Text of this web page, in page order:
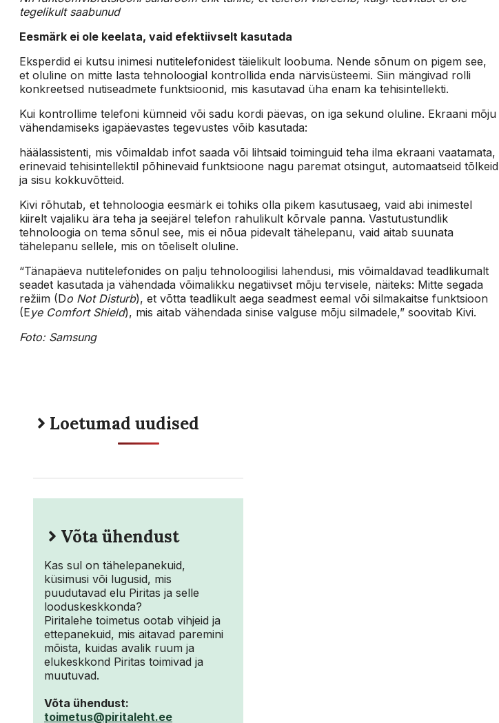
tegelikult saabunud
Eesmärk ei ole keelata, vaid efektiivselt kasutada
Eksperdid ei kutsu inimesi nutitelefonidest täielikult loobuma. Nende sõnum on pigem see,
et oluline on mitte lasta tehnoloogial kontrollida enda närvisüsteemi. Siin mängivad rolli
konkreetsed nutiseadmete funktsioonid, mis kasutavad üha enam ka tehisintellekti.
Kui kontrollime telefoni kümneid või sadu kordi päevas, on iga sekund oluline. Ekraani mõju
vähendamiseks igapäevastes tegevustes võib kasutada:
häälassistenti, mis võimaldab infot saada või lihtsaid toiminguid teha ilma ekraani vaatamata,
erinevaid tehisintellektil põhinevaid funktsioone nagu paremat otsingut, automaatseid tõlkeid
ja sisu kokkuvõtteid.
Kivi rõhutab, et tehnoloogia eesmärk ei tohiks olla pikem kasutusaeg, vaid abi inimestel
kiirelt vajaliku ära teha ja seejärel telefon rahulikult kõrvale panna. Vastutustundlik
tehnoloogia on tema sõnul see, mis ei nõua pidevalt tähelepanu, vaid aitab suunata
tähelepanu sellele, mis on tõeliselt oluline.
“Tänapäeva nutitelefonides on palju tehnoloogilisi lahendusi, mis võimaldavad teadlikumalt
seadet kasutada ja vähendada võimalikku negatiivset mõju tervisele, näiteks: Mitte segada
režiim (Do Not Disturb), et võtta teadlikult aega seadmest eemal või silmakaitse funktsioon
(Eye Comfort Shield), mis aitab vähendada sinise valguse mõju silmadele,” soovitab Kivi.
Foto: Samsung
Loetumad uudised
Võta ühendust
Kas sul on tähelepanekuid,
küsimusi või lugusid, mis
puudutavad elu Piritas ja selle
looduskeskkonda?
Piritalehe toimetus ootab vihjeid ja
ettepanekuid, mis aitavad paremini
mõista, kuidas avalik ruum ja
elukeskkond Piritas toimivad ja
muutuvad.
Võta ühendust:
toimetus@piritaleht.ee